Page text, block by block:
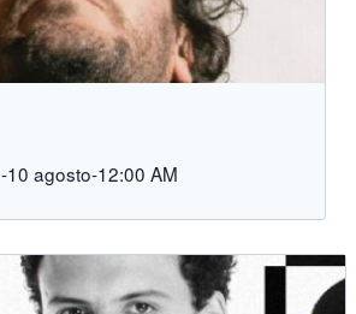
-10 agosto-12:00 AM